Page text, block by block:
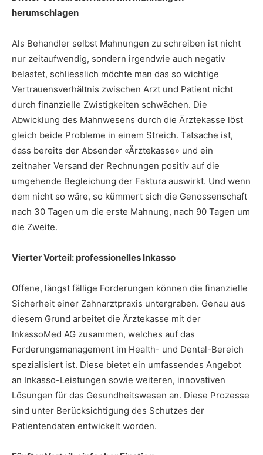
herumschlagen
Als Behandler selbst Mahnungen zu schreiben ist nicht
nur zeitaufwendig, sondern irgendwie auch negativ
belastet, schliesslich möchte man das so wichtige
Vertrauensverhältnis zwischen Arzt und Patient nicht
durch finanzielle Zwistigkeiten schwächen. Die
Abwicklung des Mahnwesens durch die Ärztekasse löst
gleich beide Probleme in einem Streich. Tatsache ist,
dass bereits der Absender «Ärztekasse» und ein
zeitnaher Versand der Rechnungen positiv auf die
umgehende Begleichung der Faktura auswirkt. Und wenn
dem nicht so wäre, so kümmert sich die Genossenschaft
nach 30 Tagen um die erste Mahnung, nach 90 Tagen um
die Zweite.
Vierter Vorteil: professionelles Inkasso
Offene, längst fällige Forderungen können die finanzielle
Sicherheit einer Zahnarztpraxis untergraben. Genau aus
diesem Grund arbeitet die Ärztekasse mit der
InkassoMed AG zusammen, welches auf das
Forderungsmanagement im Health- und Dental-Bereich
spezialisiert ist. Diese bietet ein umfassendes Angebot
an Inkasso-Leistungen sowie weiteren, innovativen
Lösungen für das Gesundheitswesen an. Diese Prozesse
sind unter Berücksichtigung des Schutzes der
Patientendaten entwickelt worden.